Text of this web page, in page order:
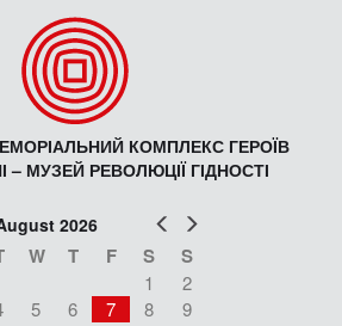
КОМПЛЕКС ГЕРОЇВ
– МУЗЕЙ РЕВОЛЮЦІЇ ГІДНОСТІ
Prev
2026
W T F S S
1
2
5 6 7 8
9